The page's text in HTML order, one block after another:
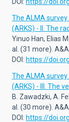
The ALMA
(ARKS) - II. The
Yinuo Han, Elias
al. (31 more).
DOI: https://
The ALMA
(ARKS) - III. The
B. Zawadzki, A.
al. (30 more) .
DOI: https://